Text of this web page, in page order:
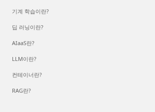
기계 학습이란?
딥 러닝이란?
AIaaS란?
LLM이란?
컨테이너란?
RAG란?